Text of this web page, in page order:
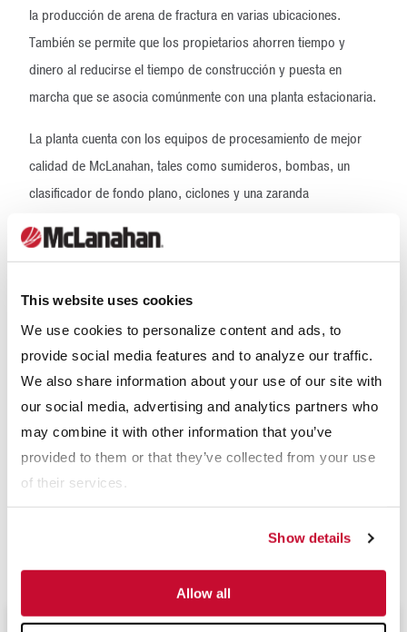
This website uses cookies
We use cookies to personalize content and ads, to
provide social media features and to analyze our traffic.
We also share information about your use of our site with
our social media, advertising and analytics partners who
may combine it with other information that you’ve
provided to them or that they’ve collected from your use
of their services.
Show details
Allow all
la producción de arena de fractura en varias ubicaciones.
También se permite que los propietarios ahorren tiempo y
dinero al reducirse el tiempo de construcción y puesta en
marcha que se asocia comúnmente con una planta estacionaria.
La planta cuenta con los equipos de procesamiento de mejor
calidad de McLanahan, tales como sumideros, bombas, un
clasificador de fondo plano, ciclones y una zaranda
en dos chasis separados con un sumidero de alimentación
chasis del clasificador de fondo plano, se incluye un sistema
hidráulico montado diseñado por CEMCO, Inc. para que sea
fácil levantar y bajar la planta con un montaje mínimo. La planta
puede configurarse y estar en funcionamiento aproximadamente
en 16 horas, y se la controla de forma eléctrica.
Para obtener más información acerca de McLanahan
Corporation y la planta portátil de tratamiento de arena de
fractura, escriba a sales@mclanahan.com.